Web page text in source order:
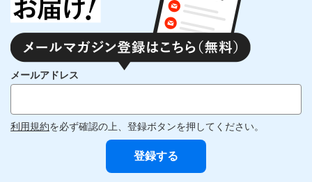
メールアドレス
利用規約を必ず確認の上、登録ボタンを押してください。